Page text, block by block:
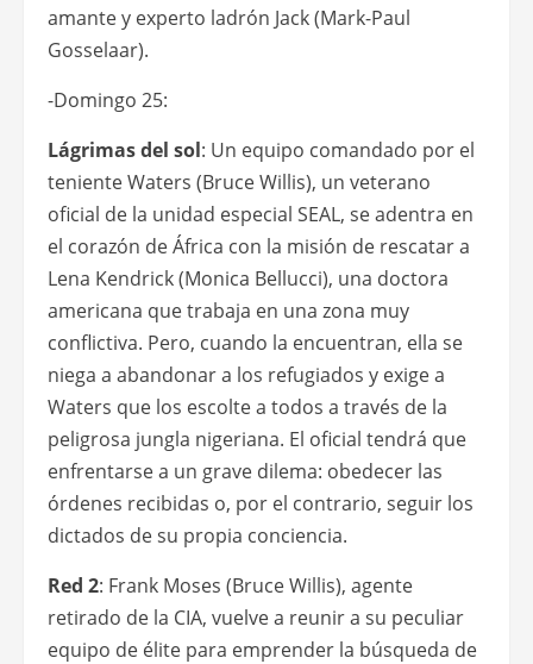
amante y experto ladrón Jack (Mark-Paul
Gosselaar).
-Domingo 25:
Lágrimas del sol: Un equipo comandado por el
teniente Waters (Bruce Willis), un veterano
oficial de la unidad especial SEAL, se adentra en
el corazón de África con la misión de rescatar a
Lena Kendrick (Monica Bellucci), una doctora
americana que trabaja en una zona muy
conflictiva. Pero, cuando la encuentran, ella se
niega a abandonar a los refugiados y exige a
Waters que los escolte a todos a través de la
peligrosa jungla nigeriana. El oficial tendrá que
enfrentarse a un grave dilema: obedecer las
órdenes recibidas o, por el contrario, seguir los
dictados de su propia conciencia.
Red 2: Frank Moses (Bruce Willis), agente
retirado de la CIA, vuelve a reunir a su peculiar
equipo de élite para emprender la búsqueda de